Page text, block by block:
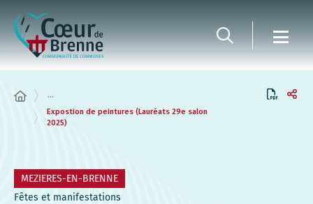
...
Expostion de peintures (Lauréats 29e salon
2025)
MEZIERES-EN-BRENNE
Fêtes et manifestations